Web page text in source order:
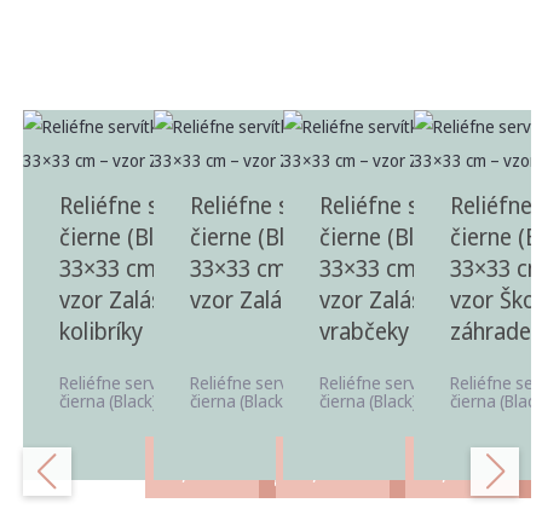
Reliéfne servítky
čierne (Black)
33×33 cm, 20 ks –
vzor Zaláskané
kolibríky
Reliéfne servítky v odtieni
čierna (Black) vhodné ...
Reliéfne servítky
čierne (Black)
33×33 cm, 20 ks –
vzor Zaláskané pávy
Reliéfne servítky v odtieni
čierna (Black) vhodné ...
Reliéfne servítky
čierne (Black)
33×33 cm, 20 ks –
vzor Zaláskané
vrabčeky
Reliéfne servítky v odtieni
čierna (Black) vhodné ...
€
Reliéfne
čierne
33×33
vzor
záhrade
Reliéfne
čierna